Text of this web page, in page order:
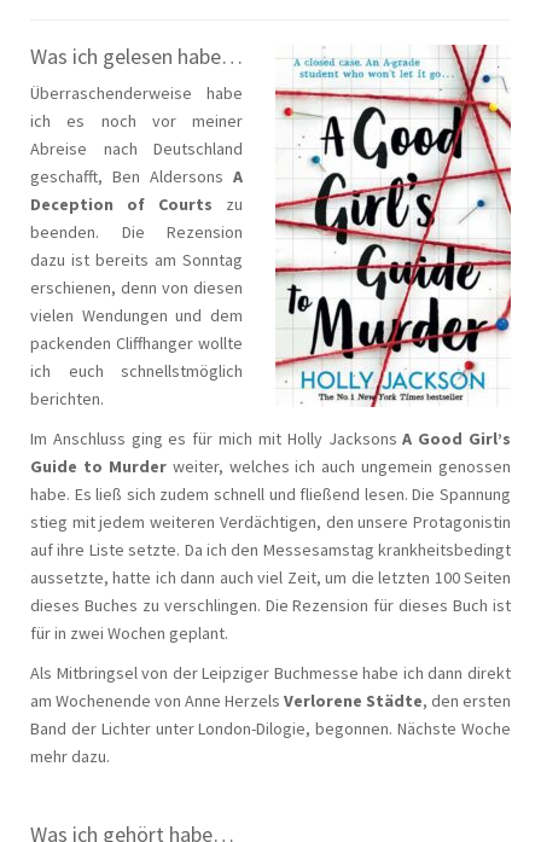
Was ich gelesen habe…
Überraschenderweise habe
ich es noch vor meiner
Abreise nach Deutschland
geschafft, Ben Aldersons A
Deception of Courts zu
beenden. Die Rezension
dazu ist bereits am Sonntag
erschienen, denn von diesen
vielen Wendungen und dem
packenden Cliffhanger wollte
ich euch schnellstmöglich
berichten.
Im Anschluss ging es für mich mit Holly JacksonsA Good Girl’s
Guide to Murderweiter, welches ich auch ungemein genossen
habe. Es ließ sich zudem schnell und fließend lesen. Die Spannung
stieg mit jedem weiteren Verdächtigen, den unsere Protagonistin
auf ihre Liste setzte. Da ich den Messesamstag krankheitsbedingt
aussetzte, hatte ich dann auch viel Zeit, um die letzten 100 Seiten
dieses Buches zu verschlingen. Die Rezension für dieses Buch ist
für in zwei Wochen geplant.
Als Mitbringsel von der Leipziger Buchmesse habe ich dann direkt
am Wochenende von Anne Herzels Verlorene Städte, den ersten
Band der Lichter unter London-Dilogie, begonnen. Nächste Woche
mehr dazu.
Was ich gehört habe…